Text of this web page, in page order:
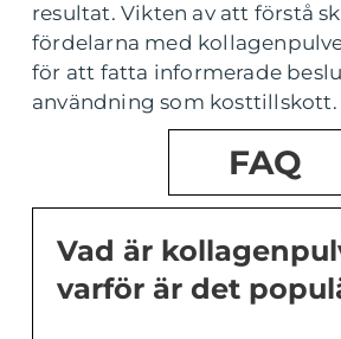
resultat. Vikten av att förstå
fördelarna med
för att fatta informerade
användning som kosttillskott.
FAQ
Vad är
varför är det